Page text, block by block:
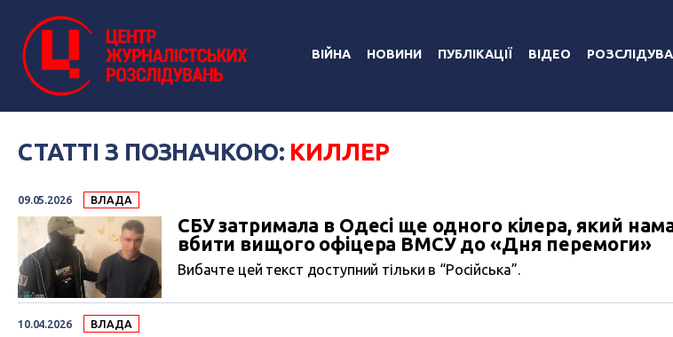
ВІЙНА НОВИНИ ПУБЛІКАЦІЇ ВІДЕО
СТАТТІ З ПОЗНАЧКОЮ: КИЛЛЕР
09.05.2026 ВЛАДА
СБУ затримала в Одесі ще одного кілера, який
вбити вищого офіцера ВМСУ до «Дня перемоги»
Вибачте цей текст доступний тільки в “Російська”.
10.04.2026 ВЛАДА